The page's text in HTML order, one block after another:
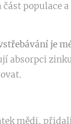
populace
je
absorpci
mědi,